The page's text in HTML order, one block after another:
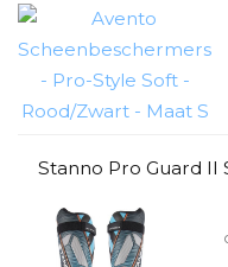
Stanno Pro Guard